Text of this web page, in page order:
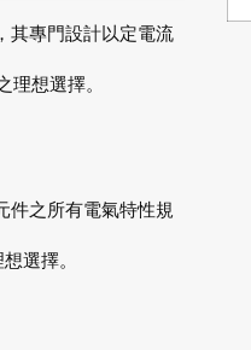
其專門設計以定電流
想選擇。
件之所有電氣特性規
選擇。